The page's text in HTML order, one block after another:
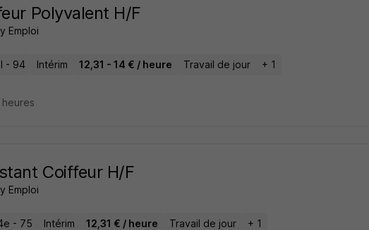
Polyvalent H/F
Emploi
- 94 Intérim 12,31 - 14 € / heure Travail de jour + 1
Coiffeur H/F
Emploi
- 75 Intérim 12,31 € / heure Travail de jour + 1